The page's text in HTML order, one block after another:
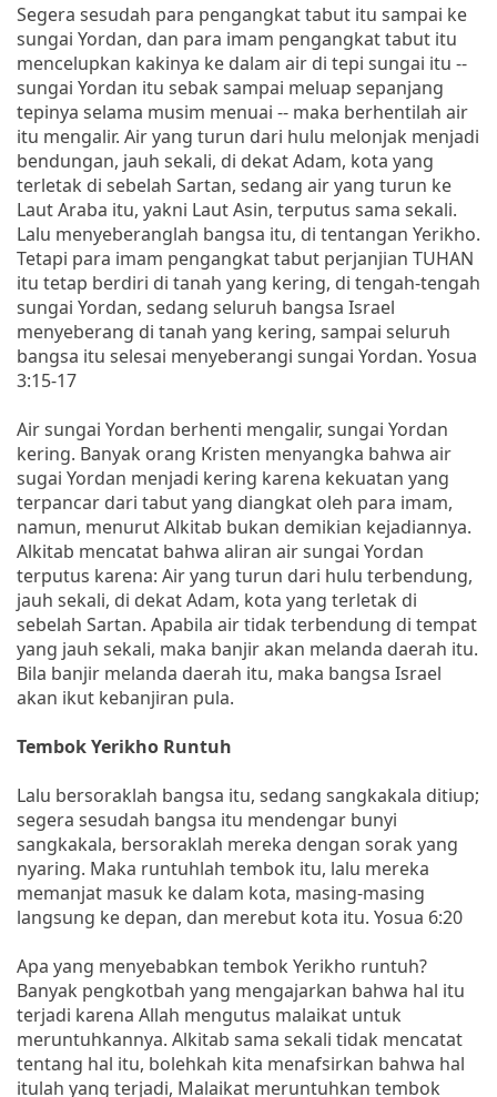
Segera sesudah para pengangkat tabut itu sampai ke
sungai Yordan, dan para imam pengangkat tabut itu
mencelupkan kakinya ke dalam air di tepi sungai itu --
sungai Yordan itu sebak sampai meluap sepanjang
tepinya selama musim menuai -- maka berhentilah air
itu mengalir. Air yang turun dari hulu melonjak menjadi
bendungan, jauh sekali, di dekat Adam, kota yang
terletak di sebelah Sartan, sedang air yang turun ke
Laut Araba itu, yakni Laut Asin, terputus sama sekali.
Lalu menyeberanglah bangsa itu, di tentangan Yerikho.
Tetapi para imam pengangkat tabut perjanjian TUHAN
itu tetap berdiri di tanah yang kering, di tengah-tengah
sungai Yordan, sedang seluruh bangsa Israel
menyeberang di tanah yang kering, sampai seluruh
bangsa itu selesai menyeberangi sungai Yordan. Yosua
3:15-17
Air sungai Yordan berhenti mengalir, sungai Yordan
kering. Banyak orang Kristen menyangka bahwa air
sugai Yordan menjadi kering karena kekuatan yang
terpancar dari tabut yang diangkat oleh para imam,
namun, menurut Alkitab bukan demikian kejadiannya.
Alkitab mencatat bahwa aliran air sungai Yordan
terputus karena: Air yang turun dari hulu terbendung,
jauh sekali, di dekat Adam, kota yang terletak di
sebelah Sartan. Apabila air tidak terbendung di tempat
yang jauh sekali, maka banjir akan melanda daerah itu.
Bila banjir melanda daerah itu, maka bangsa Israel
akan ikut kebanjiran pula.
Tembok Yerikho Runtuh
Lalu bersoraklah bangsa itu, sedang sangkakala ditiup;
segera sesudah bangsa itu mendengar bunyi
sangkakala, bersoraklah mereka dengan sorak yang
nyaring. Maka runtuhlah tembok itu, lalu mereka
memanjat masuk ke dalam kota, masing-masing
langsung ke depan, dan merebut kota itu. Yosua 6:20
Apa yang menyebabkan tembok Yerikho runtuh?
Banyak pengkotbah yang mengajarkan bahwa hal itu
terjadi karena Allah mengutus malaikat untuk
meruntuhkannya. Alkitab sama sekali tidak mencatat
tentang hal itu, bolehkah kita menafsirkan bahwa hal
itulah yang terjadi, Malaikat meruntuhkan tembok